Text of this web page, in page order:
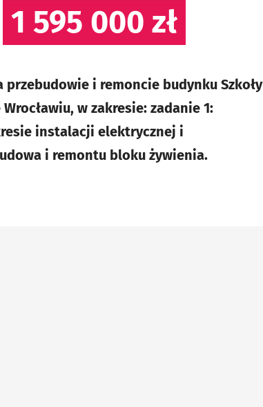
1 595 000 zł
i remoncie budynku Szkoły
w zakresie: zadanie 1:
instalacji elektrycznej i
i remontu bloku żywienia.